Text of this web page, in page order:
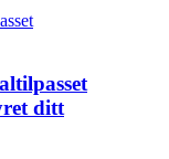
ditt